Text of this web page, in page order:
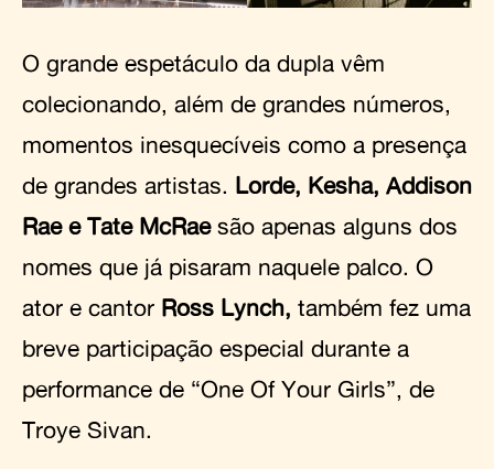
O grande espetáculo da dupla vêm
colecionando, além de grandes números,
momentos inesquecíveis como a presença
de grandes artistas. Lorde, Kesha, Addison
Rae e Tate McRaesão apenas alguns dos
nomes que já pisaram naquele palco. O
ator e cantor Ross Lynch, também fez uma
breve participação especial durante a
performance de “One Of Your Girls”, de
Troye Sivan.